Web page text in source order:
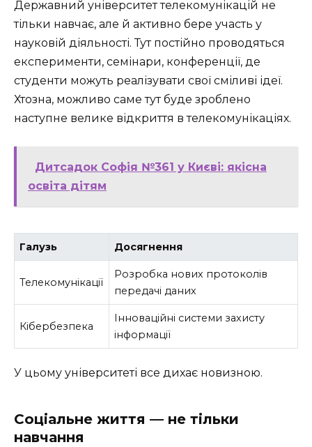
Державний університет телекомунікацій не
тільки навчає, але й активно бере участь у
науковій діяльності. Тут постійно проводяться
експерименти, семінари, конференції, де
студенти можуть реалізувати свої сміливі ідеї.
Хтозна, можливо саме тут буде зроблено
наступне велике відкриття в телекомунікаціях.
Дитсадок Софія №361 у Києві: якісна
освіта дітям
Галузь Досягнення
Телекомунікації
Розробка нових протоколів
передачі даних
Кібербезпека
Інноваційні системи захисту
інформації
У цьому університеті все дихає новизною.
Соціальне життя — не тільки
навчання